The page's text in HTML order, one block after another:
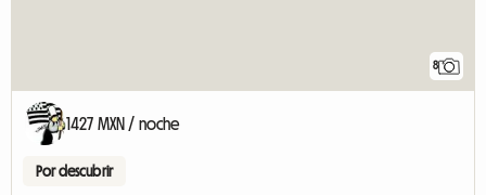
8
1427 MXN / noche
Por descubrir